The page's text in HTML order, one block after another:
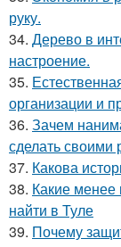
руку.
34. Дерево в
настроение.
35.
организации и
36. Зачем
сделать своими
37. Какова
38. Какие
найти в Туле
39. Почему